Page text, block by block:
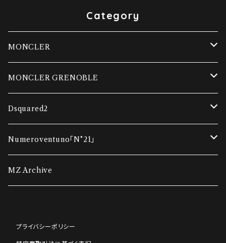
Category
MONCLER
ダウンベスト
コンビネーションカーディガン
ダウンジャケット
ウインドブレーカー
ニット
MONCLER GRENOBLE
ダウンベスト
ダウンジャケット
ポロシャツ・Tシャツ
スウェット
Dsquared2
Tシャツ
スウェット
アウター
Numeroventuno「N°21」
Tシャツ
ニット
MZ Archive
プライバシーポリシー